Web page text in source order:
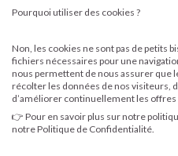
EURL SARL SAS
Ma société est une EURL
La forme juridique d’une
caractéristique d’être
Pourquoi utiliser des cookies ?
Non, les cookies ne sont pas de petits
fichiers nécessaires pour une
nous permettent de nous assurer que
récolter les données de nos visiteurs,
d’améliorer continuellement les
👉 Pour en savoir plus sur notre
notre Politique de Confidentialité.